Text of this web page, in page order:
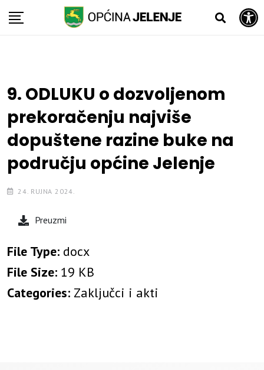
Open toolbar
Skip
9. ODLUKU o dozvoljenom
prekoračenju najviše
dopuštene razine buke na
području općine Jelenje
24. RUJNA 2024.
Preuzmi
File Type: docx
File Size: 19 KB
Categories: Zaključci i akti